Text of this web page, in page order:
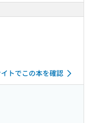
トでこの本を確認